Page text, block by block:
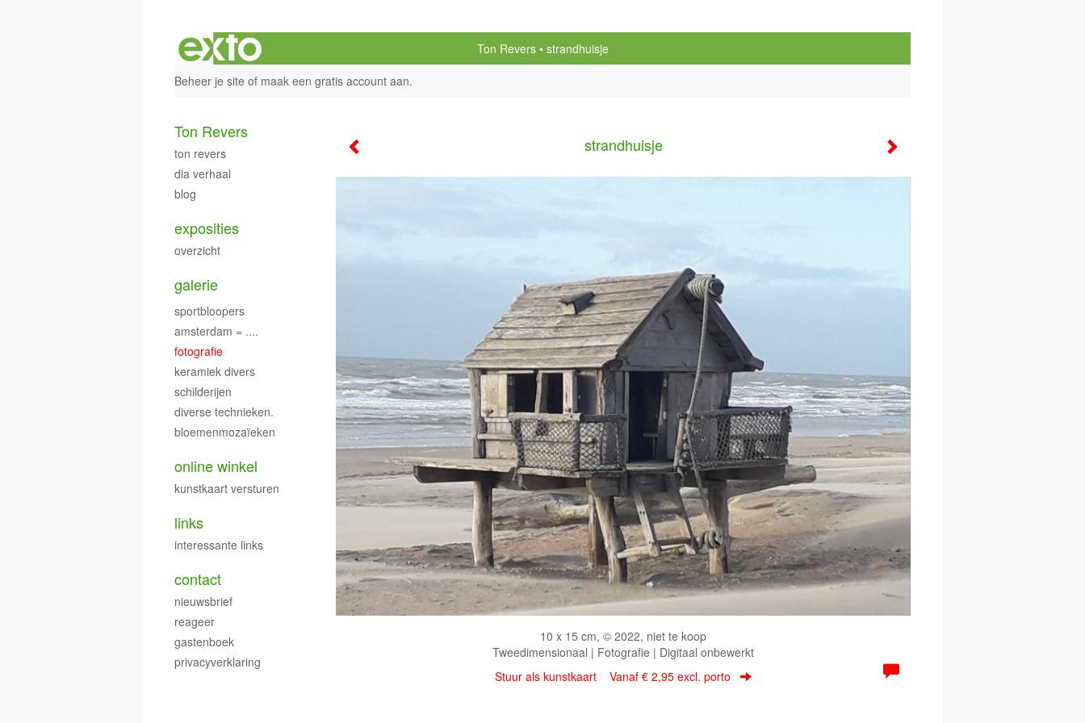
Ton Revers
strandhuisje
Beheer je site of maak een gratis account aan.
strandhuisje
10 x 15 cm, © 2022, niet te koop
Tweedimensionaal | Fotografie | Digitaal onbewerkt
Stuur als kunstkaart Vanaf € 2,95 excl. porto
Ton Revers
ton revers
dia verhaal
blog
exposities
overzicht
galerie
sportbloopers
amsterdam = ....
fotografie
keramiek divers
schilderijen
diverse technieken.
bloemenmozaïeken
online winkel
kunstkaart versturen
links
interessante links
contact
nieuwsbrief
reageer
gastenboek
privacyverklaring